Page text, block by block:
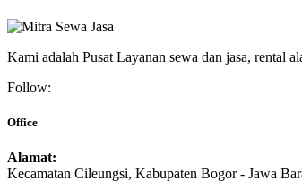
Kami adalah Pusat Layanan sewa dan jasa, rental
Follow:
Office
Alamat:
Kecamatan Cileungsi, Kabupaten Bogor - Jawa